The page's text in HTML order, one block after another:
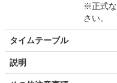
※正式
さい。
タイムテーブル
説明